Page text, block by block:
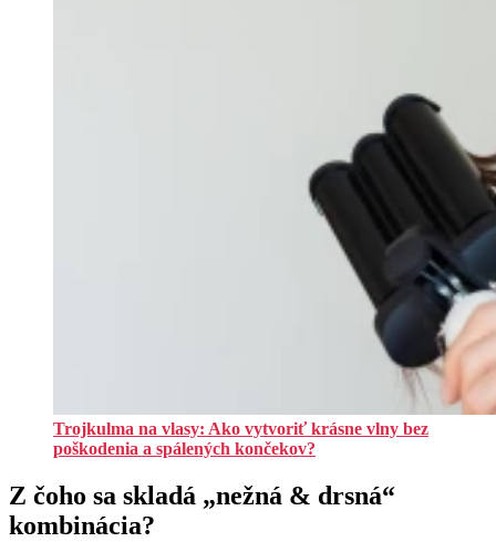
Trojkulma na vlasy: Ako vytvoriť krásne vlny bez
poškodenia a spálených končekov?
Z čoho sa skladá „nežná & drsná“
kombinácia?